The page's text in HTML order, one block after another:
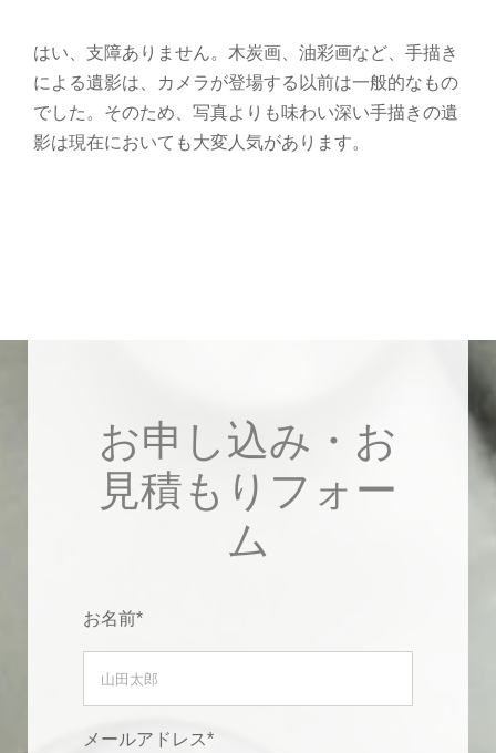
はい、支障ありません。木炭画、油彩画など、手描き
による遺影は、カメラが登場する以前は一般的なもの
でした。そのため、写真よりも味わい深い手描きの遺
影は現在においても大変人気があります。
お申し込み・お
見積もりフォー
ム
お名前*
メールアドレス*